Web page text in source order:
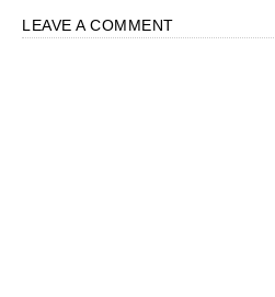
LEAVE A COMMENT